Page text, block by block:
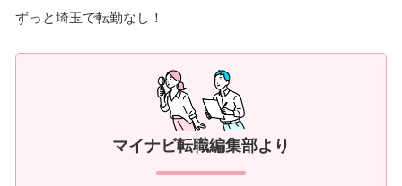
ずっと埼玉で転勤なし！
マイナビ転職編集部より